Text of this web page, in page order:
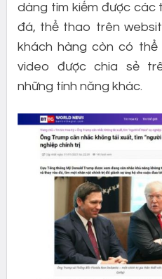
dàng tìm kiếm được các
đá, thể thao trên
khách hàng còn có
video được chia sẻ
những tính năng khác.